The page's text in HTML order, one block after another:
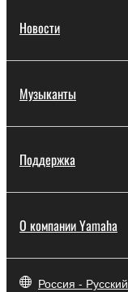
Новости
Музыканты
Поддержка
О компании Yamaha
Россия - Русский